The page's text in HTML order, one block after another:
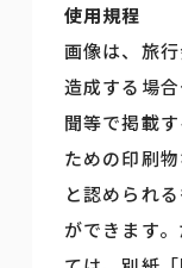
使用規程
画像は、旅
造成する場
聞等で掲載
ための印刷
と認められ
ができます